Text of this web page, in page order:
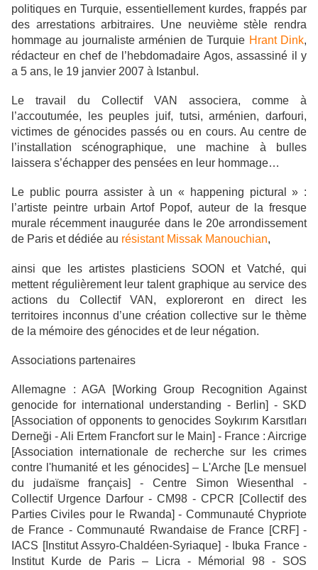
politiques en Turquie, essentiellement kurdes, frappés par
des arrestations arbitraires. Une neuvième stèle rendra
hommage au journaliste arménien de Turquie Hrant Dink,
rédacteur en chef de l’hebdomadaire Agos, assassiné il y
a 5 ans, le 19 janvier 2007 à Istanbul.
Le travail du Collectif VAN associera, comme à
l’accoutumée, les peuples juif, tutsi, arménien, darfouri,
victimes de génocides passés ou en cours. Au centre de
l’installation scénographique, une machine à bulles
laissera s’échapper des pensées en leur hommage…
Le public pourra assister à un « happening pictural » :
l’artiste peintre urbain Artof Popof, auteur de la fresque
murale récemment inaugurée dans le 20e arrondissement
de Paris et dédiée au résistant Missak Manouchian,
ainsi que les artistes plasticiens SOON et Vatché, qui
mettent régulièrement leur talent graphique au service des
actions du Collectif VAN, exploreront en direct les
territoires inconnus d’une création collective sur le thème
de la mémoire des génocides et de leur négation.
Associations partenaires
Allemagne : AGA [Working Group Recognition Against
genocide for international understanding - Berlin] - SKD
[Association of opponents to genocides Soykırım Karsıtları
Derneği - Ali Ertem Francfort sur le Main] - France : Aircrige
[Association internationale de recherche sur les crimes
contre l'humanité et les génocides] – L'Arche [Le mensuel
du judaïsme français] - Centre Simon Wiesenthal -
Collectif Urgence Darfour - CM98 - CPCR [Collectif des
Parties Civiles pour le Rwanda] - Communauté Chypriote
de France - Communauté Rwandaise de France [CRF] -
IACS [Institut Assyro-Chaldéen-Syriaque] - Ibuka France -
Institut Kurde de Paris – Licra - Mémorial 98 - SOS